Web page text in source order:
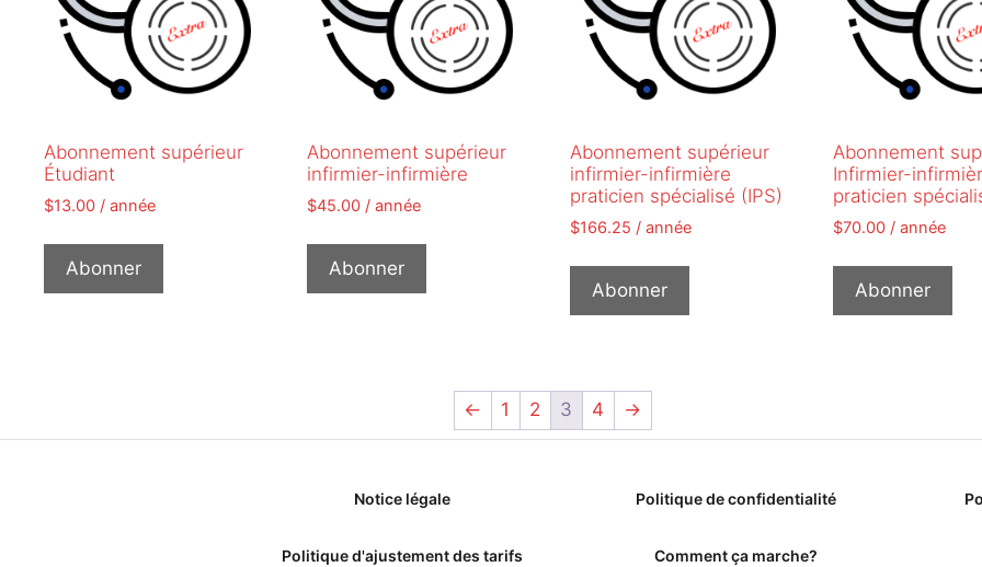
Abonnement supérieur
Étudiant
$13.00 / année
Abonner
Abonnement supérieur
infirmier-infirmière
$45.00 / année
Abonner
Abonnement supérieur
infirmier-infirmière
praticien spécialisé (IPS)
$166.25 / année
Abonner
Abonnement
Infirmier-
praticien
$70.00 / année
Abonner
← 1 2 3 4 →
Notice légale Politique de confidentialité
Politique d'ajustement des tarifs Comment ça marche?